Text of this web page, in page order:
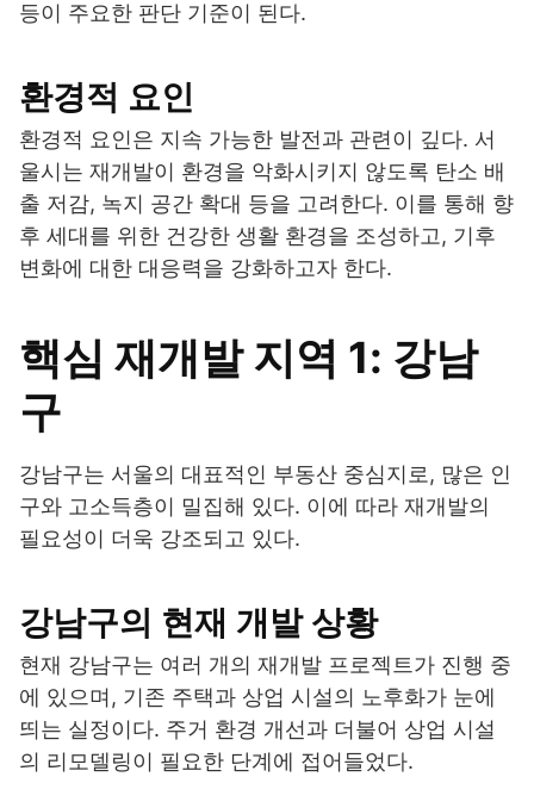
등이 주요한 판단 기준이 된다.
환경적 요인
환경적 요인은 지속 가능한 발전과 관련이 깊다. 서
울시는 재개발이 환경을 악화시키지 않도록 탄소 배
출 저감, 녹지 공간 확대 등을 고려한다. 이를 통해 향
후 세대를 위한 건강한 생활 환경을 조성하고, 기후
변화에 대한 대응력을 강화하고자 한다.
핵심 재개발 지역 1: 강남
구
강남구는 서울의 대표적인 부동산 중심지로, 많은 인
구와 고소득층이 밀집해 있다. 이에 따라 재개발의
필요성이 더욱 강조되고 있다.
강남구의 현재 개발 상황
현재 강남구는 여러 개의 재개발 프로젝트가 진행 중
에 있으며, 기존 주택과 상업 시설의 노후화가 눈에
띄는 실정이다. 주거 환경 개선과 더불어 상업 시설
의 리모델링이 필요한 단계에 접어들었다.